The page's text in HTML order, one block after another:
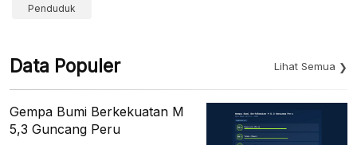
Penduduk
Data Populer Lihat Semua
Gempa Bumi Berkekuatan M
5,3 Guncang Peru